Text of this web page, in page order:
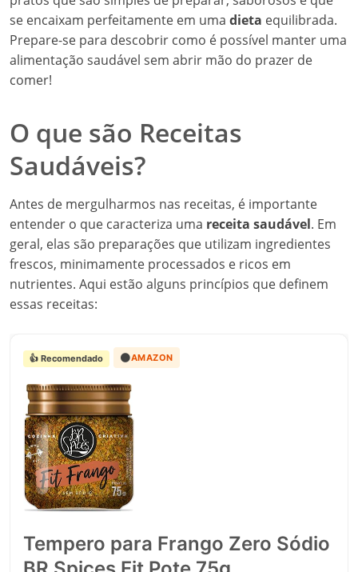
se encaixam perfeitamente em uma dieta equilibrada.
Prepare-se para descobrir como é possível manter uma
alimentação saudável sem abrir mão do prazer de
comer!
O que são Receitas
Saudáveis?
Antes de mergulharmos nas receitas, é importante
entender o que caracteriza uma receita saudável. Em
geral, elas são preparações que utilizam ingredientes
frescos, minimamente processados e ricos em
nutrientes. Aqui estão alguns princípios que definem
essas receitas:
👍 Recomendado 🟠AMAZON
Tempero para Frango Zero Sódio